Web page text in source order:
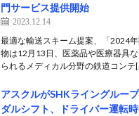
門サービス提供開始
2023.12.14
最適な輸送スキーム提案、「2024
物は12月13日、医薬品や医療器具
られるメディカル分野の鉄道コンテ
アスクルがSHKライングルー
ダルシフト、ドライバー運転